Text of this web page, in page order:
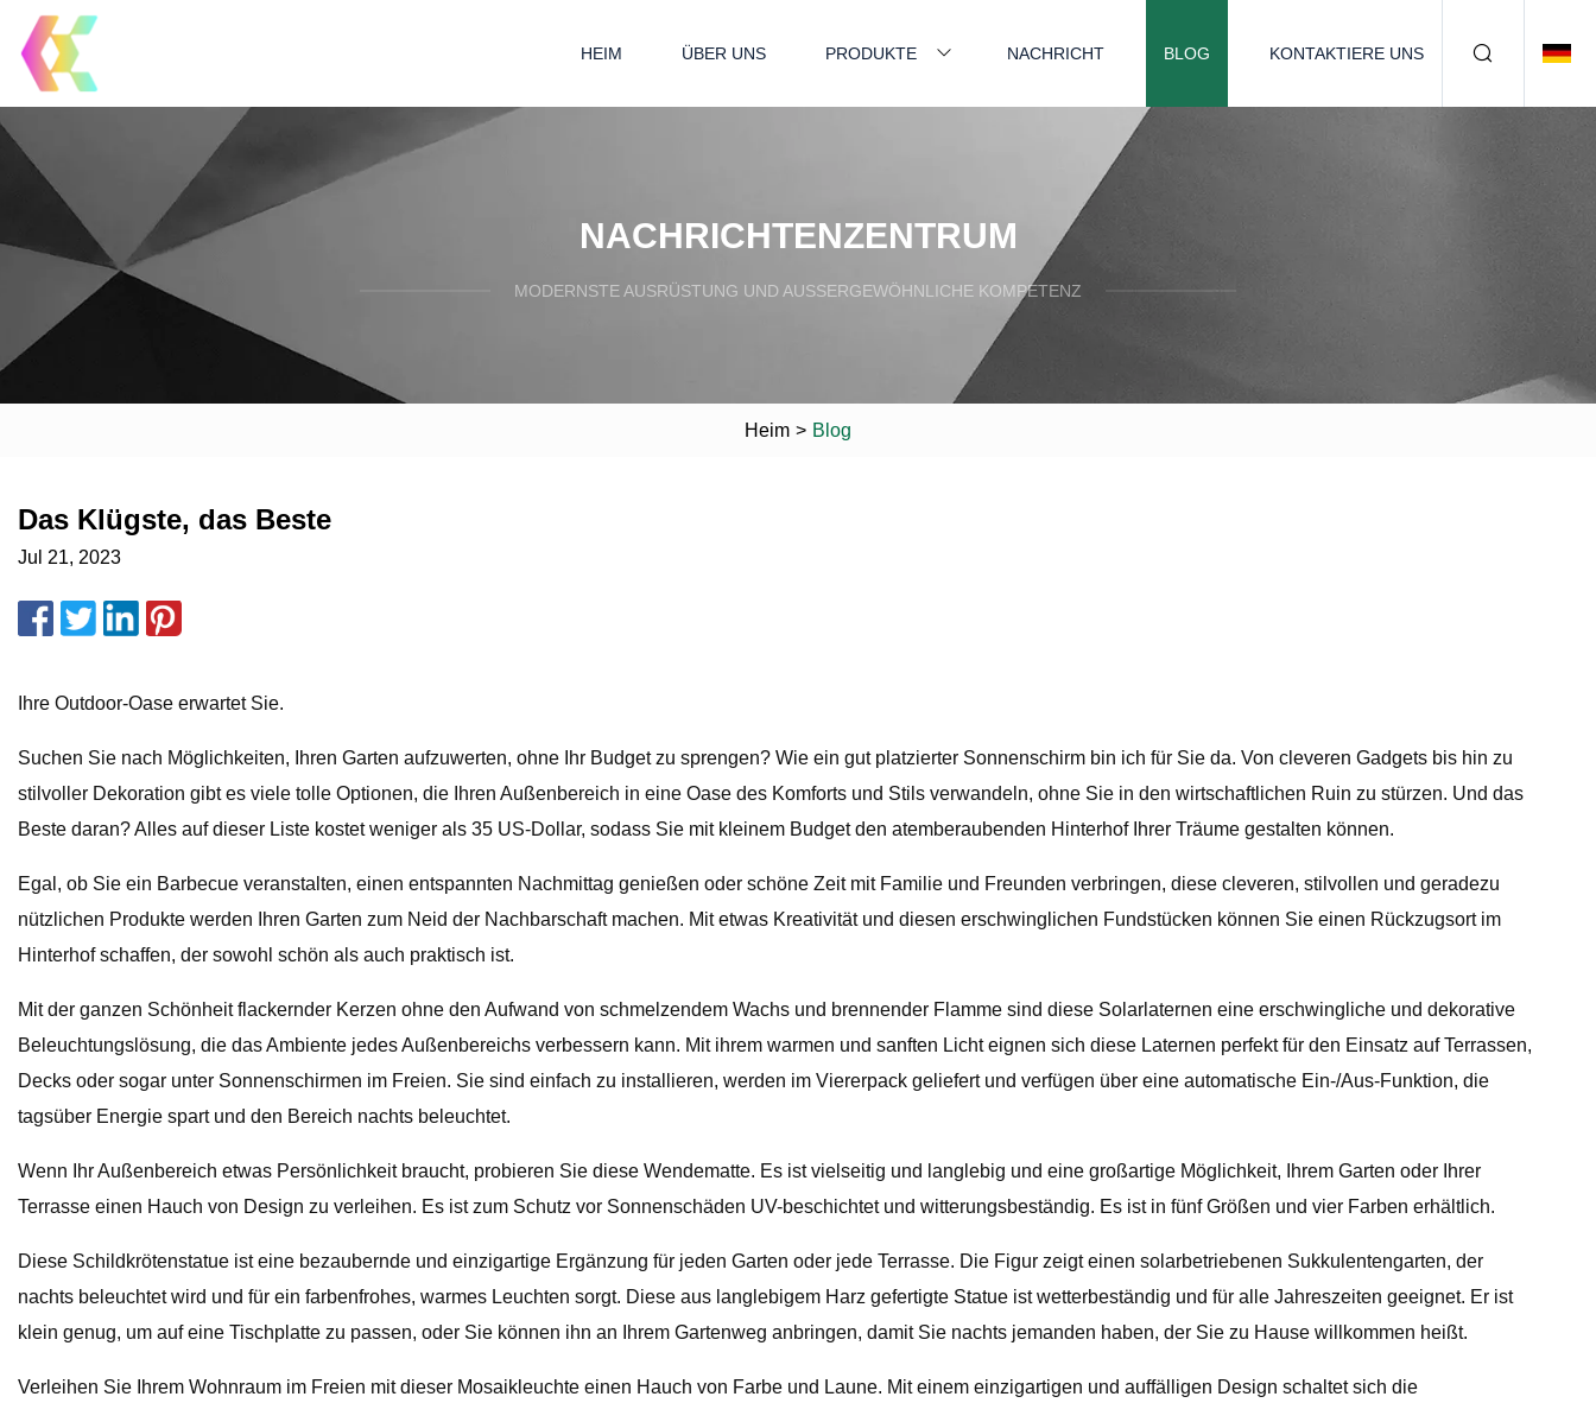
HEIM ÜBER UNS PRODUKTE NACHRICHT BLOG KONTAKTIERE UNS
NACHRICHTENZENTRUM
MODERNSTE AUSRÜSTUNG UND AUSSERGEWÖHNLICHE KOMPETENZ
Heim > Blog
Das Klügste, das Beste
Jul 21, 2023
Ihre Outdoor-Oase erwartet Sie.
Suchen Sie nach Möglichkeiten, Ihren Garten aufzuwerten, ohne Ihr Budget zu sprengen? Wie ein gut platzierter Sonnenschirm bin ich für Sie da. Von cleveren Gadgets bis hin zu
stilvoller Dekoration gibt es viele tolle Optionen, die Ihren Außenbereich in eine Oase des Komforts und Stils verwandeln, ohne Sie in den wirtschaftlichen Ruin zu stürzen. Und das
Beste daran? Alles auf dieser Liste kostet weniger als 35 US-Dollar, sodass Sie mit kleinem Budget den atemberaubenden Hinterhof Ihrer Träume gestalten können.
Egal, ob Sie ein Barbecue veranstalten, einen entspannten Nachmittag genießen oder schöne Zeit mit Familie und Freunden verbringen, diese cleveren, stilvollen und geradezu
nützlichen Produkte werden Ihren Garten zum Neid der Nachbarschaft machen. Mit etwas Kreativität und diesen erschwinglichen Fundstücken können Sie einen Rückzugsort im
Hinterhof schaffen, der sowohl schön als auch praktisch ist.
Mit der ganzen Schönheit flackernder Kerzen ohne den Aufwand von schmelzendem Wachs und brennender Flamme sind diese Solarlaternen eine erschwingliche und dekorative
Beleuchtungslösung, die das Ambiente jedes Außenbereichs verbessern kann. Mit ihrem warmen und sanften Licht eignen sich diese Laternen perfekt für den Einsatz auf Terrassen,
Decks oder sogar unter Sonnenschirmen im Freien. Sie sind einfach zu installieren, werden im Viererpack geliefert und verfügen über eine automatische Ein-/Aus-Funktion, die
tagsüber Energie spart und den Bereich nachts beleuchtet.
Wenn Ihr Außenbereich etwas Persönlichkeit braucht, probieren Sie diese Wendematte. Es ist vielseitig und langlebig und eine großartige Möglichkeit, Ihrem Garten oder Ihrer
Terrasse einen Hauch von Design zu verleihen. Es ist zum Schutz vor Sonnenschäden UV-beschichtet und witterungsbeständig. Es ist in fünf Größen und vier Farben erhältlich.
Diese Schildkrötenstatue ist eine bezaubernde und einzigartige Ergänzung für jeden Garten oder jede Terrasse. Die Figur zeigt einen solarbetriebenen Sukkulentengarten, der
nachts beleuchtet wird und für ein farbenfrohes, warmes Leuchten sorgt. Diese aus langlebigem Harz gefertigte Statue ist wetterbeständig und für alle Jahreszeiten geeignet. Er ist
klein genug, um auf eine Tischplatte zu passen, oder Sie können ihn an Ihrem Gartenweg anbringen, damit Sie nachts jemanden haben, der Sie zu Hause willkommen heißt.
Verleihen Sie Ihrem Wohnraum im Freien mit dieser Mosaikleuchte einen Hauch von Farbe und Laune. Mit einem einzigartigen und auffälligen Design schaltet sich die